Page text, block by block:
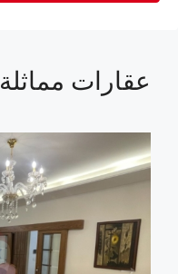
عقارات مماثلة